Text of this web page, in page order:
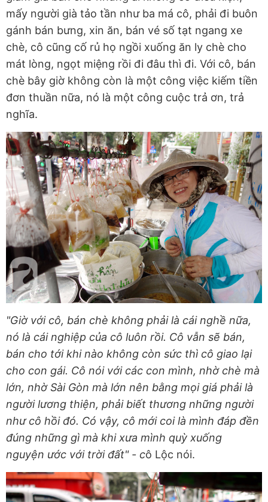
mấy người già tảo tần như ba má cô, phải đi buôn
gánh bán bưng, xin ăn, bán vé số tạt ngang xe
chè, cô cũng cố rủ họ ngồi xuống ăn ly chè cho
mát lòng, ngọt miệng rồi đi đâu thì đi. Với cô, bán
chè bây giờ không còn là một công việc kiếm tiền
đơn thuần nữa, nó là một công cuộc trả ơn, trả
nghĩa.
"Giờ với cô, bán chè không phải là cái nghề nữa,
nó là cái nghiệp của cô luôn rồi. Cô vẫn sẽ bán,
bán cho tới khi nào không còn sức thì cô giao lại
cho con gái. Cô nói với các con mình, nhờ chè mà
lớn, nhờ Sài Gòn mà lớn nên bằng mọi giá phải là
người lương thiện, phải biết thương những người
như cô hồi đó. Có vậy, cô mới coi là mình đáp đền
đúng những gì mà khi xưa mình quỳ xuống
nguyện ước với trời đất" - cô Lộc nói.